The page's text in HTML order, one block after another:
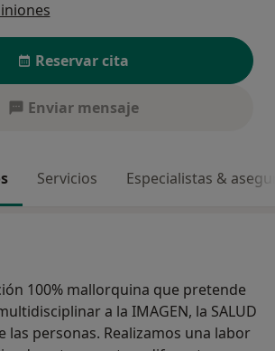
Reservar cita
Enviar mensaje
Servicios Especialistas &
100% mallorquina que pretende
a la IMAGEN, la SALUD
las personas. Realizamos una labor